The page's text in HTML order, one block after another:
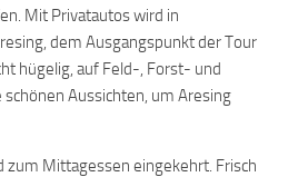
Mit Privatautos wird in
dem Ausgangspunkt der Tour
hügelig, auf Feld-, Forst- und
Aussichten, um Aresing
zum Mittagessen eingekehrt. Frisch